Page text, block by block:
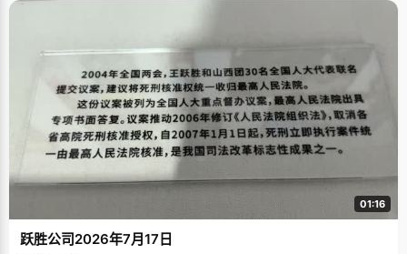
01:16
跃胜公司2026年7月17日